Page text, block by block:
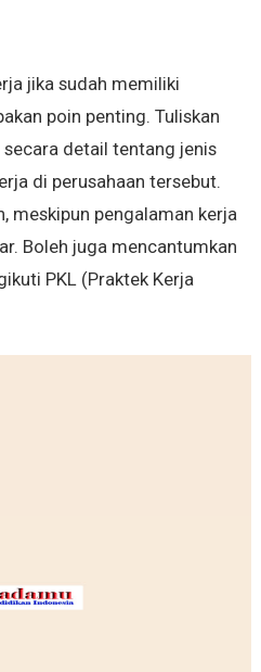
jika sudah memiliki
poin penting. Tuliskan
detail tentang jenis
di perusahaan tersebut.
meskipun pengalaman kerja
Boleh juga mencantumkan
PKL (Praktek Kerja